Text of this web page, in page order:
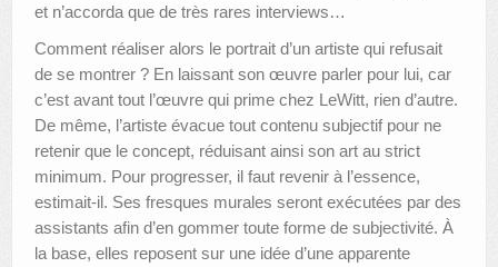
et n’accorda que de très rares interviews…
Comment réaliser alors le portrait d’un artiste qui refusait
de se montrer ? En laissant son œuvre parler pour lui, car
c’est avant tout l’œuvre qui prime chez LeWitt, rien d’autre.
De même, l’artiste évacue tout contenu subjectif pour ne
retenir que le concept, réduisant ainsi son art au strict
minimum. Pour progresser, il faut revenir à l’essence,
estimait-il. Ses fresques murales seront exécutées par des
assistants afin d’en gommer toute forme de subjectivité. À
la base, elles reposent sur une idée d’une apparente